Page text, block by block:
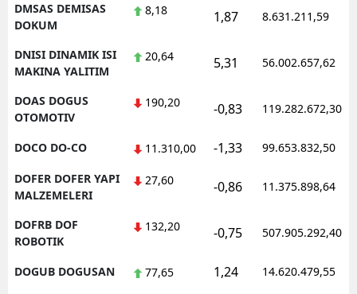
DMSAS DEMISAS
DOKUM
8,18 1,87 8.631.211,59
DNISI DINAMIK ISI
MAKINA YALITIM
20,64 5,31 56.002.657,62
DOAS DOGUS
OTOMOTIV
190,20 -0,83 119.282.672,30
DOCO DO-CO 11.310,00 -1,33 99.653.832,50
DOFER DOFER YAPI
MALZEMELERI
27,60 -0,86 11.375.898,64
DOFRB DOF
ROBOTIK
132,20 -0,75 507.905.292,40
DOGUB DOGUSAN 77,65 1,24 14.620.479,55